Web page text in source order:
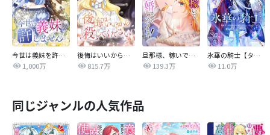
今世は義妹を許しません
1,000万
後悔はいいから殺してください
815.7万
旦那様、稼いで離婚させていただきます！
139.3万
氷華の騎士【タテヨミ】
11.0万
同じジャンルの人気作品